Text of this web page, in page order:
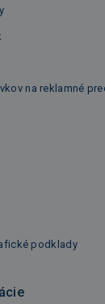
na reklamné
podklady